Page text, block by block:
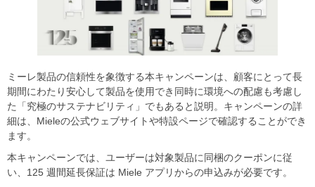
ミーレ製品の信頼性を象徴する本キャンペーンは、顧客にとって長
期間にわたり安心して製品を使用でき同時に環境への配慮も考慮し
た「究極のサステナビリティ」でもあると説明。キャンペーンの詳
細は、Mieleの公式ウェブサイトや特設ページで確認することができ
ます。
本キャンペーンでは、ユーザーは対象製品に同梱のクーポンに従
い、125 週間延長保証は Miele アプリからの申込みが必要です。